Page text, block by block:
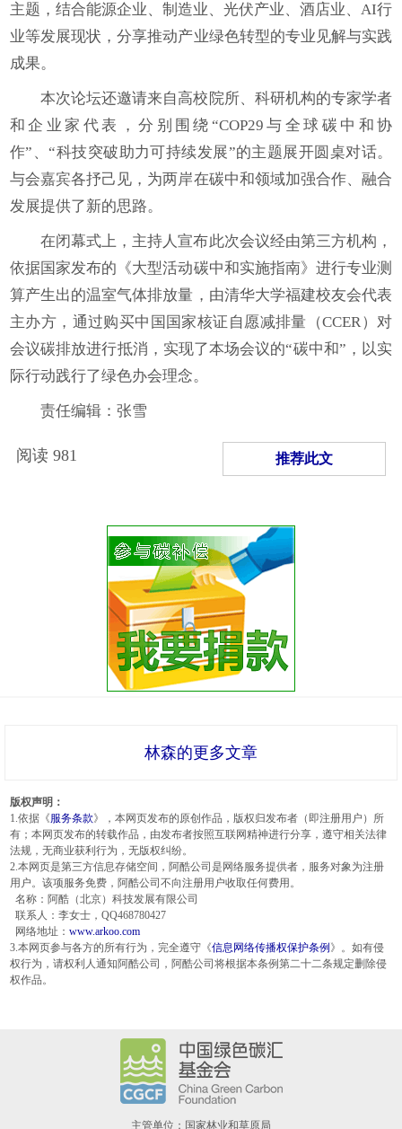
主题，结合能源企业、制造业、光伏产业、酒店业、AI行
业等发展现状，分享推动产业绿色转型的专业见解与实践
成果。
本次论坛还邀请来自高校院所、科研机构的专家学者
和企业家代表，分别围绕“COP29与全球碳中和协
作”、“科技突破助力可持续发展”的主题展开圆桌对话。
与会嘉宾各抒己见，为两岸在碳中和领域加强合作、融合
发展提供了新的思路。
在闭幕式上，主持人宣布此次会议经由第三方机构，
依据国家发布的《大型活动碳中和实施指南》进行专业测
算产生出的温室气体排放量，由清华大学福建校友会代表
主办方，通过购买中国国家核证自愿减排量（CCER）对
会议碳排放进行抵消，实现了本场会议的“碳中和”，以实
际行动践行了绿色办会理念。
责任编辑：张雪
阅读 981 推荐此文
林森的更多文章
版权声明：
1.依据《服务条款》，本网页发布的原创作品，版权归发布者（即注册用户）所
有；本网页发布的转载作品，由发布者按照互联网精神进行分享，遵守相关法律
法规，无商业获利行为，无版权纠纷。
2.本网页是第三方信息存储空间，阿酷公司是网络服务提供者，服务对象为注册
用户。该项服务免费，阿酷公司不向注册用户收取任何费用。
名称：阿酷（北京）科技发展有限公司
联系人：李女士，QQ468780427
网络地址： www.arkoo.com
3.本网页参与各方的所有行为，完全遵守《信息网络传播权保护条例 》。如有侵
权行为，请权利人通知阿酷公司，阿酷公司将根据本条例第二十二条规定删除侵
权作品。
主管单位：国家林业和草原局